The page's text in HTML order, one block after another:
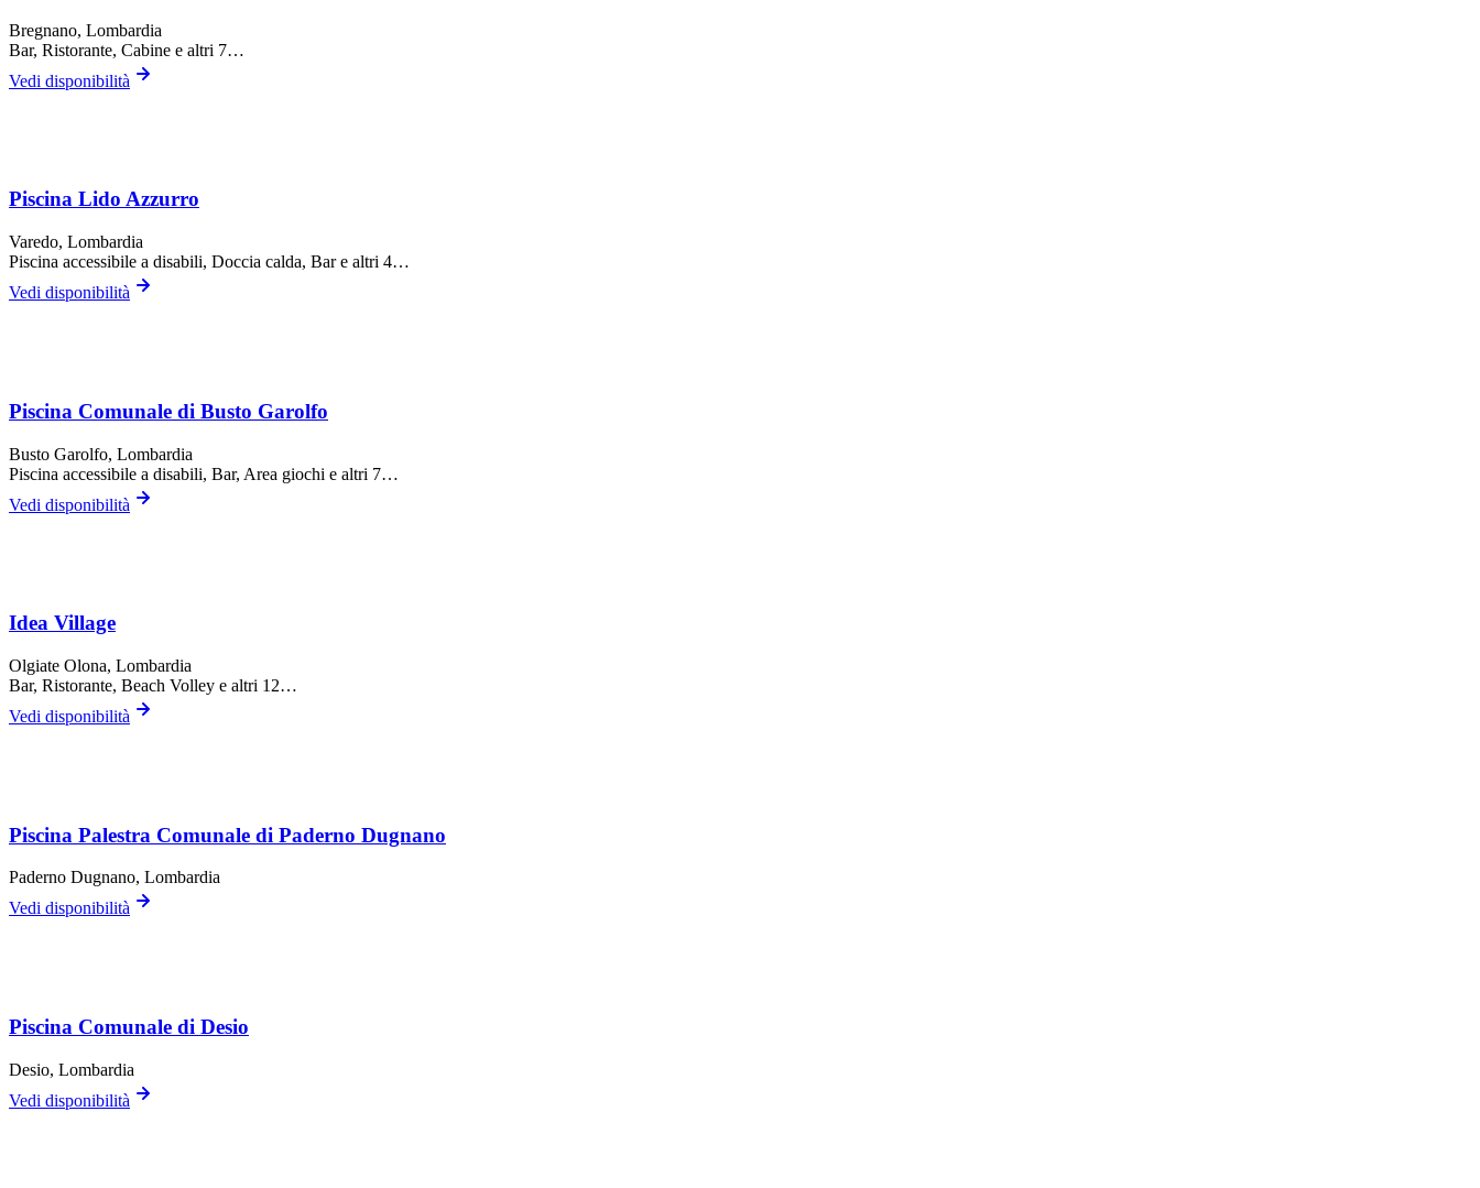
Bregnano, Lombardia
Bar, Ristorante, Cabine e altri 7…
Vedi disponibilità
Piscina Lido Azzurro
Varedo, Lombardia
Piscina accessibile a disabili, Doccia calda, Bare altri 4…
Vedi disponibilità
Piscina Comunale di Busto Garolfo
Busto Garolfo, Lombardia
Piscina accessibile a disabili, Bar, Area giochi e altri 7…
Vedi disponibilità
Idea Village
Olgiate Olona, Lombardia
Bar, Ristorante, Beach Volley e altri 12…
Vedi disponibilità
Piscina Palestra Comunale di Paderno Dugnano
Paderno Dugnano, Lombardia
Vedi disponibilità
Piscina Comunale di Desio
Desio, Lombardia
Vedi disponibilità